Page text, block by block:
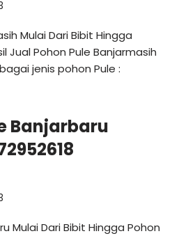
Mulai Dari Bibit Hingga
Jual Pohon Pule Banjarmasih
jenis pohon Pule :
Banjarbaru
Mulai Dari Bibit Hingga Pohon